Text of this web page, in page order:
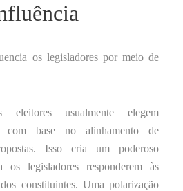
os legisladores por meio de
eleitores usualmente elegem
com base no alinhamento de
Isso cria um poderoso
os legisladores responderem às
constituintes. Uma polarização